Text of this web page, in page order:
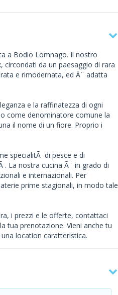
a Bodio Lomnago. Il nostro
circondati da un paesaggio di rara
e rimodernata, ed Ã¨ adatta
e la raffinatezza di ogni
come denominatore comune la
il nome di un fiore. Proprio i
specialitÃ di pesce e di
. La nostra cucina Ã¨ in grado di
e internazionali. Per
prime stagionali, in modo tale
i prezzi e le offerte, contattaci
tua prenotazione. Vieni anche tu
location caratteristica.